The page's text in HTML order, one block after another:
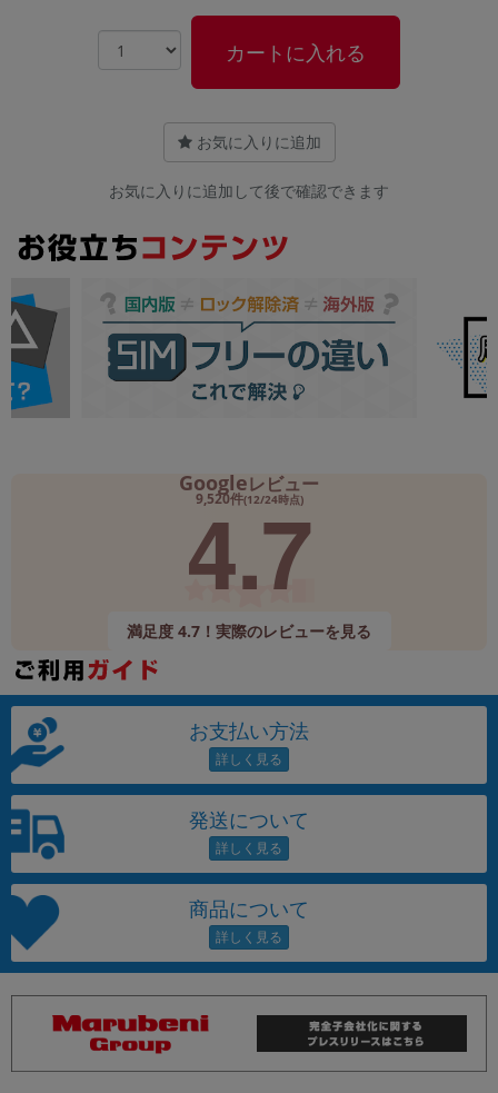
カートに入れる
お気に入りに追加
お気に入りに追加して後で確認できます
Googleレビュー
9,520件(12/24時点)
4.7
満足度 4.7！実際のレビューを見る
お支払い方法
発送について
商品について